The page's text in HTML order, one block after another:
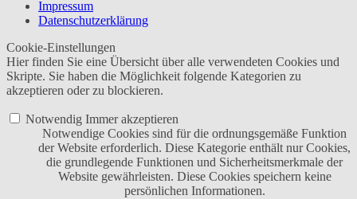
Impressum
Datenschutzerklärung
Cookie-Einstellungen
Hier finden Sie eine Übersicht über alle verwendeten Cookies und
Skripte. Sie haben die Möglichkeit folgende Kategorien zu
akzeptieren oder zu blockieren.
Notwendig Immer akzeptieren
Notwendige Cookies sind für die ordnungsgemäße Funktion
der Website erforderlich. Diese Kategorie enthält nur Cookies,
die grundlegende Funktionen und Sicherheitsmerkmale der
Website gewährleisten. Diese Cookies speichern keine
persönlichen Informationen.